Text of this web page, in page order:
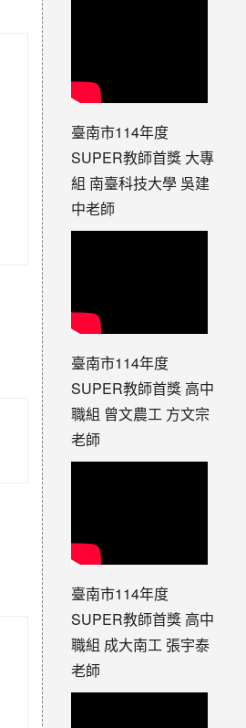
臺南市114年度
SUPER教師首獎 大專
組 南臺科技大學 吳建
中老師
臺南市114年度
SUPER教師首獎 高中
職組 曾文農工 方文宗
老師
臺南市114年度
SUPER教師首獎 高中
職組 成大南工 張宇泰
老師